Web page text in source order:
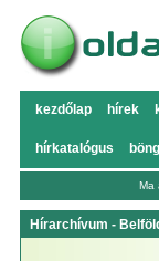
kezdőlap hírek
hírkatalógus
Ma
Hírarchívum -